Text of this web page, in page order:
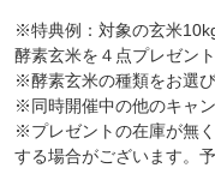
※特典例：対象の玄米
酵素玄米を４点プレゼント
※酵素玄米の種類をお選
※同時開催中の他のキャ
※プレゼントの在庫が無
する場合がございます。